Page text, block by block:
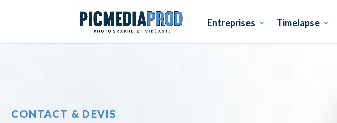
Entreprises Timelapse
CONTACT & DEVIS